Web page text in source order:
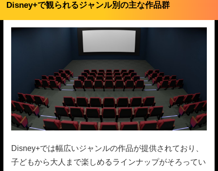
Disney+で観られるジャンル別の主な作品群
Disney+では幅広いジャンルの作品が提供されており、
子どもから大人まで楽しめるラインナップがそろってい